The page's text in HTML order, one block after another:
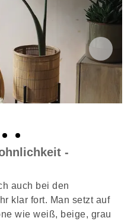
-
auch bei den
klar fort. Man setzt auf
wie weiß, beige, grau